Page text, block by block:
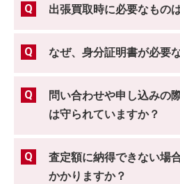
出張買取時に必要なもの
なぜ、身分証明書が必要
問い合わせや申し込みの
は守られていますか？
査定額に納得できない場
かかりますか？